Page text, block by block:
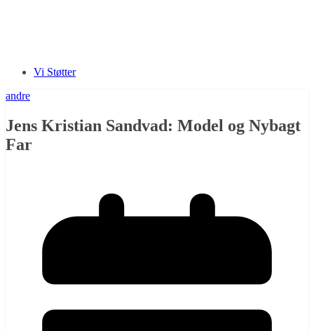
Vi Støtter
andre
Jens Kristian Sandvad: Model og Nybagt
Far